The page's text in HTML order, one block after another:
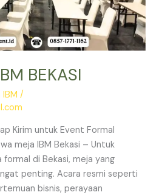
BEKASI
/
Kirim untuk Event Formal
meja IBM Bekasi – Untuk
formal di Bekasi, meja yang
penting. Acara resmi seperti
bisnis, perayaan